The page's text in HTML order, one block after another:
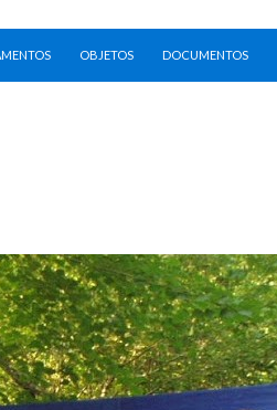
OBJETOS DOCUMENTOS